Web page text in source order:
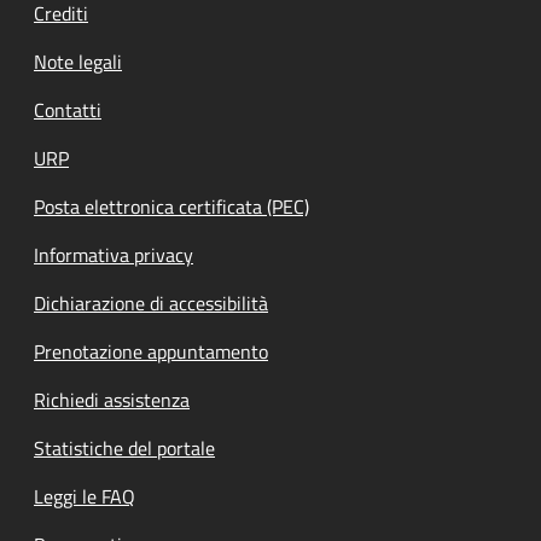
Crediti
Note legali
Contatti
URP
Posta elettronica certificata (PEC)
Informativa privacy
Dichiarazione di accessibilità
Prenotazione appuntamento
Richiedi assistenza
Statistiche del portale
Leggi le FAQ